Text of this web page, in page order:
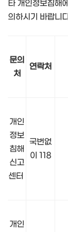
타 개인정보침해
의하시기 바랍니
문의
처
연락처
개인
정보
침해
신고
센터
국번없
이 118
개인